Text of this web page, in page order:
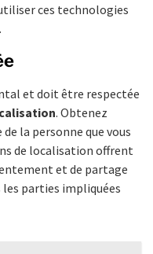
ces technologies
et doit être respectée
. Obtenez
la personne que vous
de localisation offrent
et de partage
parties impliquées